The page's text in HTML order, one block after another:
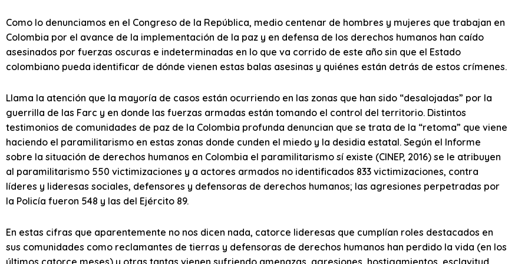
Como lo denunciamos en el Congreso de la República, medio centenar de hombres y mujeres que trabajan en
Colombia por el avance de la implementación de la paz y en defensa de los derechos humanos han caído
asesinados por fuerzas oscuras e indeterminadas en lo que va corrido de este año sin que el Estado
colombiano pueda identificar de dónde vienen estas balas asesinas y quiénes están detrás de estos crímenes.
Llama la atención que la mayoría de casos están ocurriendo en las zonas que han sido “desalojadas” por la
guerrilla de las Farc y en donde las fuerzas armadas están tomando el control del territorio. Distintos
testimonios de comunidades de paz de la Colombia profunda denuncian que se trata de la “retoma” que viene
haciendo el paramilitarismo en estas zonas donde cunden el miedo y la desidia estatal. Según el Informe
sobre la situación de derechos humanos en Colombia el paramilitarismo sí existe (CINEP, 2016) se le atribuyen
al paramilitarismo 550 victimizaciones y a actores armados no identificados 833 victimizaciones, contra
líderes y lideresas sociales, defensores y defensoras de derechos humanos; las agresiones perpetradas por
la Policía fueron 548 y las del Ejército 89.
En estas cifras que aparentemente no nos dicen nada, catorce lideresas que cumplían roles destacados en
sus comunidades como reclamantes de tierras y defensoras de derechos humanos han perdido la vida (en los
últimos catorce meses) y otras tantas vienen sufriendo amenazas, agresiones, hostigamientos, esclavitud